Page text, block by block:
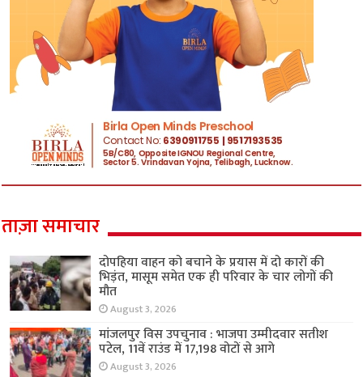
ताज़ा समाचार
दोपहिया वाहन को बचाने के प्रयास में दो कारों की
भिड़ंत, मासूम समेत एक ही परिवार के चार लोगों की
मौत
August 3, 2026
मांजलपुर विस उपचुनाव : भाजपा उम्मीदवार सतीश
पटेल, 11वें राउंड में 17,198 वोटों से आगे
August 3, 2026